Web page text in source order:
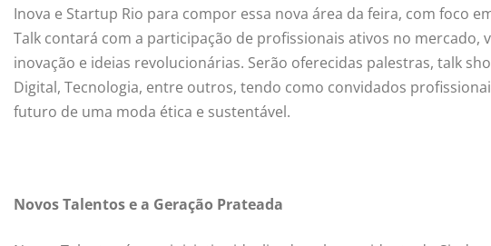
Inova e Startup Rio para compor essa nova área da feira, com foco
Talk contará com a participação de profissionais ativos no mercado,
inovação e ideias revolucionárias. Serão oferecidas palestras, talk
Digital, Tecnologia, entre outros, tendo como convidados
futuro de uma moda ética e sustentável.
Novos Talentos e a Geração Prateada